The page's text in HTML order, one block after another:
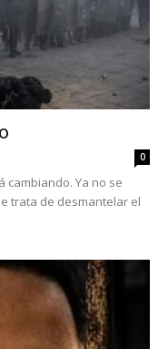
0
cambiando. Ya no se
trata de desmantelar el